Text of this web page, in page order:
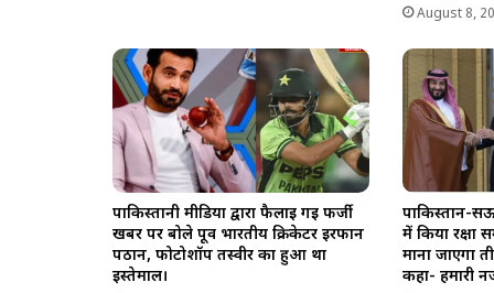
August 8,
पाकिस्तानी मीडिया द्वारा फैलाई गई फर्जी
खबर पर बोले पूर्व भारतीय क्रिकेटर इरफान
पठान, फोटोशॉप तस्वीर का हुआ था
इस्तेमाल।
पाकिस्तान-
में किया रक्षा
माना जाएगा
कहा- हमारी